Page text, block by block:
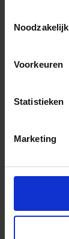
Noodzakelijk
Voorkeuren
Statistieken
Marketing